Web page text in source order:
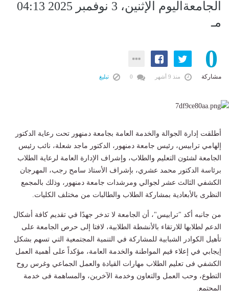
الجامعةاليوم الإثنين، 3 نوفمبر 2025 04:13
مـ
0
مشاركة منذ 9 أشهر تبليغ
أطلقت إدارة الجوالة والخدمة العامة بجامعة دمنهور تحت رعاية الدكتور
إلهامي ترابيس، رئيس جامعة دمنهور، الدكتور ماجد شعلة، نائب رئيس
الجامعة لشئون التعليم والطلاب، وإشراف الإدارة العامة لرعاية الطلاب
برئاسة الدكتور محمد عشري، بإشراف الأستاذ سامح رجب، المهرجان
الكشفي الثالث عشر لجوالي ومرشدات جامعة دمنهور، وذلك بالمجمع
النظرى بالأبعادية بمشاركة الطلاب والطالبات من مختلف الكليات.
من جانبه أكد "ترابيس"، أن الجامعة لا تدخر جهدًا في تقديم كافة أشكال
الدعم لطلابها للارتقاء بالأنشطة الطلابية، لافتا إلى حرص الجامعة على
تأهيل الكوادر الشبابية للمشاركة في التنمية المجتمعية التي تسهم بشكل
إيجابي في إعلاء قيم المواطنة والخدمة العامة، مؤكداً على أهمية العمل
الكشفي فى تعليم الطلاب مهارات القيادة والعمل الجماعي وغرس روح
التطوع، وحب العمل والتعاون وخدمة الآخرين، والمساهمة فى خدمة
المجتمع.